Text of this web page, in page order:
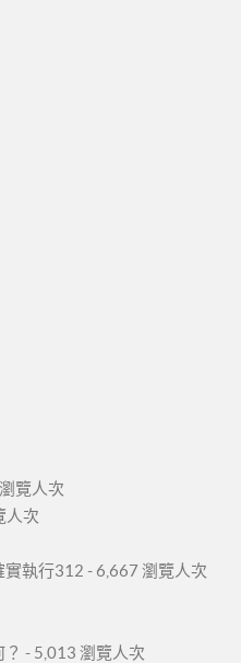
覽人次
人次
實執行312 - 6,667 瀏覽人次
- 5,013 瀏覽人次